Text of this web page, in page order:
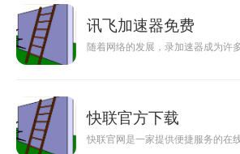
讯飞加速器免费
随着网络的发展，录加速器成为许
快联官方下载
快联官网是一家提供便捷服务的在